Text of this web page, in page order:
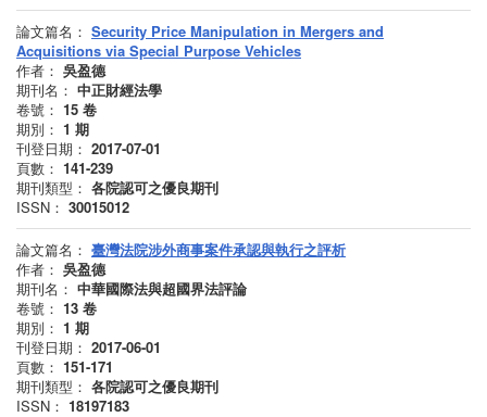
論文篇名： Security Price Manipulation in Mergers and
Acquisitions via Special Purpose Vehicles
作者： 吳盈德
期刊名： 中正財經法學
卷號： 15 卷
期別： 1 期
刊登日期： 2017-07-01
頁數： 141-239
期刊類型： 各院認可之優良期刊
ISSN： 30015012
論文篇名： 臺灣法院涉外商事案件承認與執行之評析
作者： 吳盈德
期刊名： 中華國際法與超國界法評論
卷號： 13 卷
期別： 1 期
刊登日期： 2017-06-01
頁數： 151-171
期刊類型： 各院認可之優良期刊
ISSN： 18197183